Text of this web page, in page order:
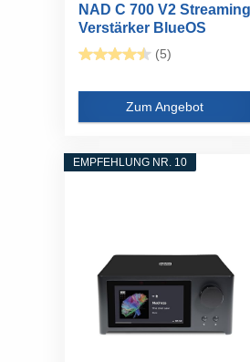
NAD C 700 V2 Streaming
Verstärker BlueOS
(5)
Zum Angebot
EMPFEHLUNG NR. 10